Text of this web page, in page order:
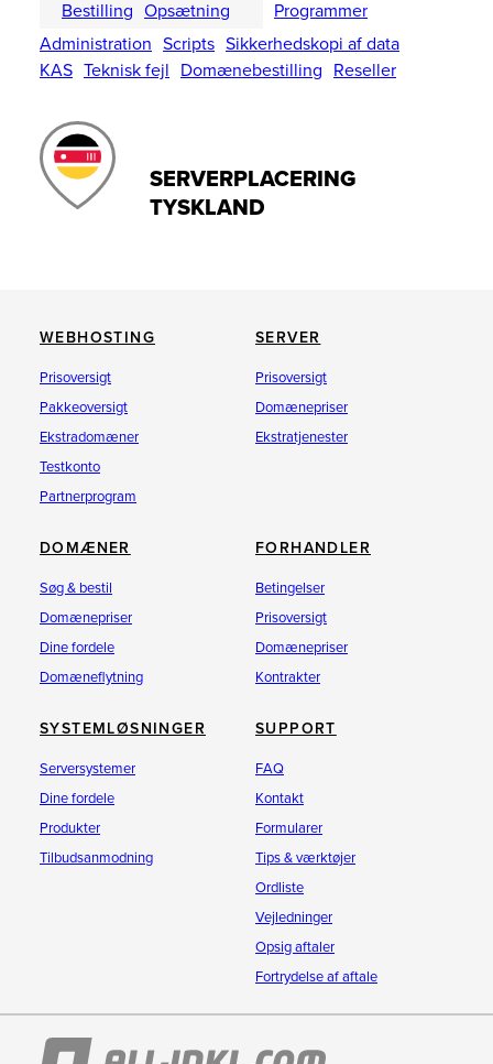
Bestilling Opsætning
Programmer
Administration Scripts Sikkerhedskopi af data
KAS Teknisk fejl Domænebestilling Reseller
SERVERPLACERING
TYSKLAND
WEBHOSTING
Prisoversigt
Pakkeoversigt
Ekstradomæner
Testkonto
Partnerprogram
SERVER
Prisoversigt
Domænepriser
Ekstratjenester
DOMÆNER
Søg & bestil
Domænepriser
Dine fordele
Domæneflytning
FORHANDLER
Betingelser
Prisoversigt
Domænepriser
Kontrakter
SYSTEMLØSNINGER
Serversystemer
Dine fordele
Produkter
Tilbudsanmodning
SUPPORT
FAQ
Kontakt
Formularer
Tips & værktøjer
Ordliste
Vejledninger
Opsig aftaler
Fortrydelse af aftale